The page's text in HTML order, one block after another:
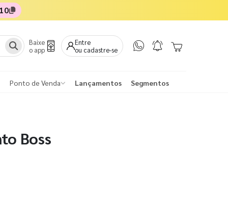
Baixe
o app
Entre
ou cadastre-se
Ponto de Venda Lançamentos Segmentos
Boss